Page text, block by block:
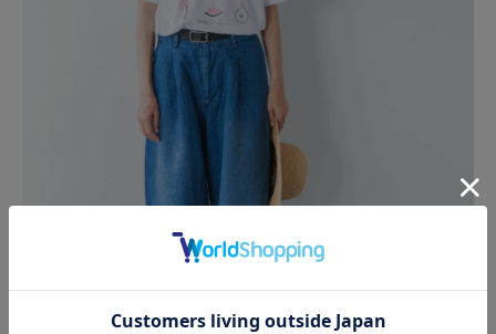
パンツにインした、スタイリッシュな着こなしもおすす